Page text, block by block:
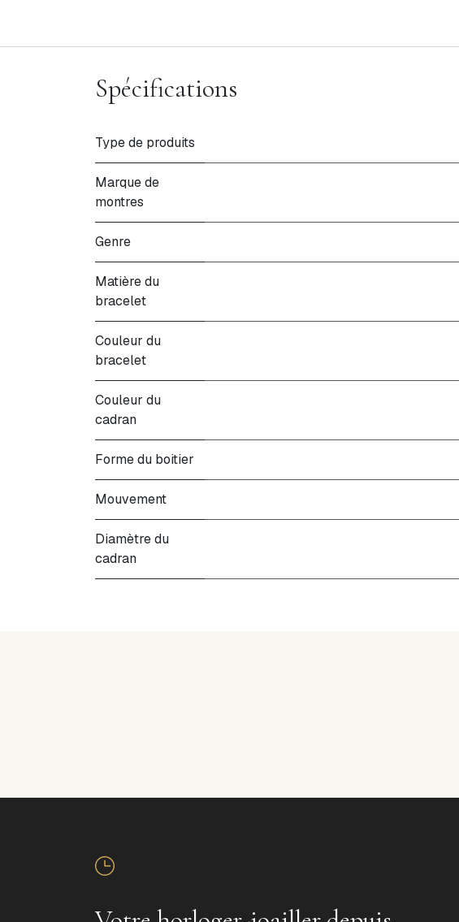
Spécifications
Type de produits
Marque de
montres
Genre
Matière du
bracelet
Couleur du
bracelet
Couleur du
cadran
Forme du boitier
Mouvement
Diamètre du
cadran